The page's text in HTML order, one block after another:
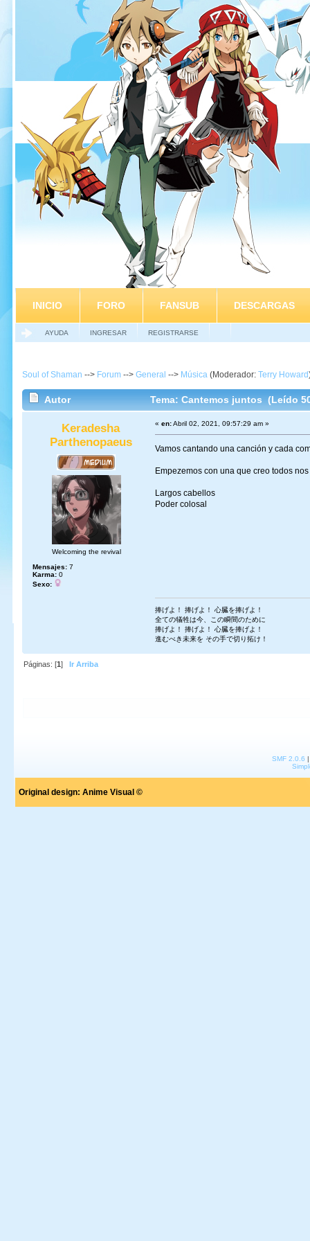
INICIO FORO FANSUB DESCARGAS
AYUDA INGRESAR REGISTRARSE
Soul of Shaman --> Forum --> General --> Música (Moderador: Terry Howard
Autor Tema: Cantemos juntos (Leído
Keradesha
Parthenopaeus
Welcoming the revival
Mensajes: 7
Karma: 0
Sexo:
« en:Abril 02, 2021, 09:57:29 am »
Vamos cantando una canción y cada
Empezemos con una que creo todos
Largos cabellos
Poder colosal
捧げよ！ 捧げよ！ 心臓を捧げよ！
全ての犠牲は今、この瞬間のために
捧げよ！ 捧げよ！ 心臓を捧げよ！
進むべき未来を その手で切り拓け！
Páginas: [1] Ir Arriba
SMF 2.0.6
Original design: Anime Visual ©